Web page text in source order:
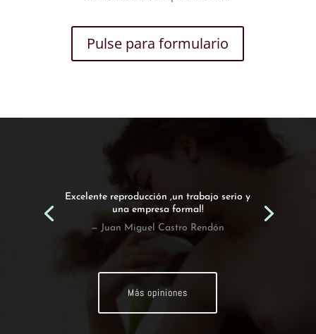
Pulse para formulario
Encargamos esta obra a Emilio y hemos
quedado encantados con el resultado!.
— Susana Garcia Casillas
Más opiniones